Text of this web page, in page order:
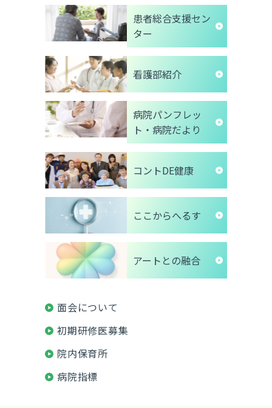
患者総合支援セン
ター
看護部紹介
病院パンフレッ
ト・病院だより
コントDE健康
ここからへるす
アートとの融合
面会について
初期研修医募集
院内保育所
病院指標